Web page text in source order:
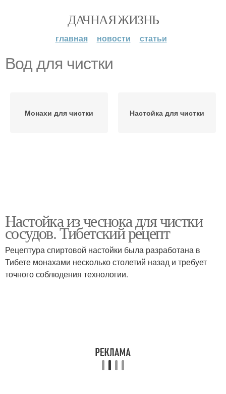
ДАЧНАЯ ЖИЗНЬ
главная новости статьи
Вод для чистки
Монахи для чистки Настойка для чистки
Настойка из чеснока для чистки
сосудов. Тибетский рецепт
Рецептура спиртовой настойки была разработана в
Тибете монахами несколько столетий назад и требует
точного соблюдения технологии.